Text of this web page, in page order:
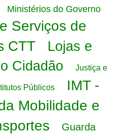
Ministérios do Governo
Serviços de
CTT
Lojas e
Cidadão
Justiça e
Públicos
IMT -
Mobilidade e
Guarda